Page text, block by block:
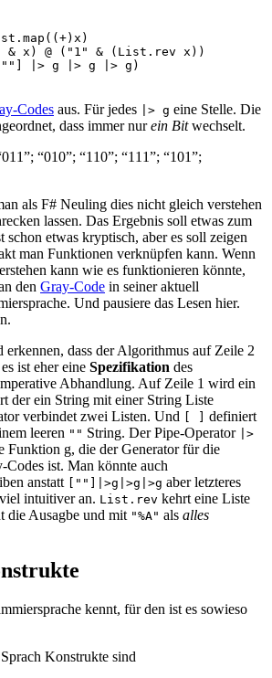
. map (( +) x
& x ) @ ( " 1 " & ( List . rev x
" " |> g |> g |> g )
Codes aus. Für jedes |> g eine Stelle. Die
dass immer nurein Bitwechselt.
“010”; “110”; “111”; “101”;
als F# Neuling dies nicht gleich verstehen
lassen. Das Ergebnis soll etwas zum
schon etwas kryptisch, aber es soll zeigen
man Funktionen verknüpfen kann. Wenn
kann wie es funktionieren könnte,
den Gray-Code in seiner aktuell
Und pausiere das Lesen hier.
erkennen, dass der Algorithmus auf Zeile 2
ist eher eine Spezifikation des
Abhandlung. Auf Zeile 1 wird ein
der ein String mit einer String Liste
verbindet zwei Listen. Und
definiert
leeren "" String. Der Pipe-Operator |>
Funktion g, die der Generator für die
Codes ist. Man könnte auch
anstatt [""]|>g|>g|>g aber letzteres
intuitiver an. List.rev kehrt eine Liste
die Ausagbe und mit "%A" als alles
kennt, für den ist es sowieso
Konstrukte sind